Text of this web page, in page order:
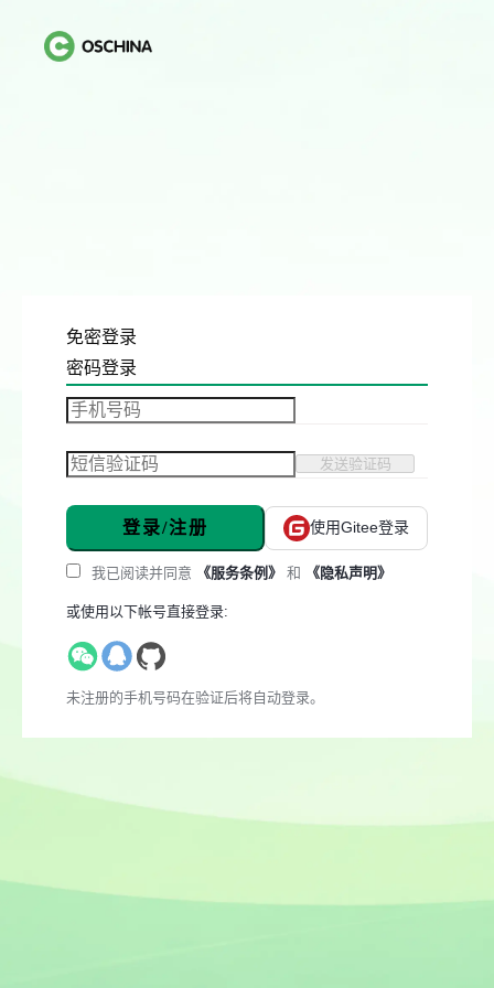
免密登录
密码登录
发送验证码
登录/注册 使用Gitee登录
我已阅读并同意 《服务条例》 和 《隐私声明》
或使用以下帐号直接登录:
未注册的手机号码在验证后将自动登录。